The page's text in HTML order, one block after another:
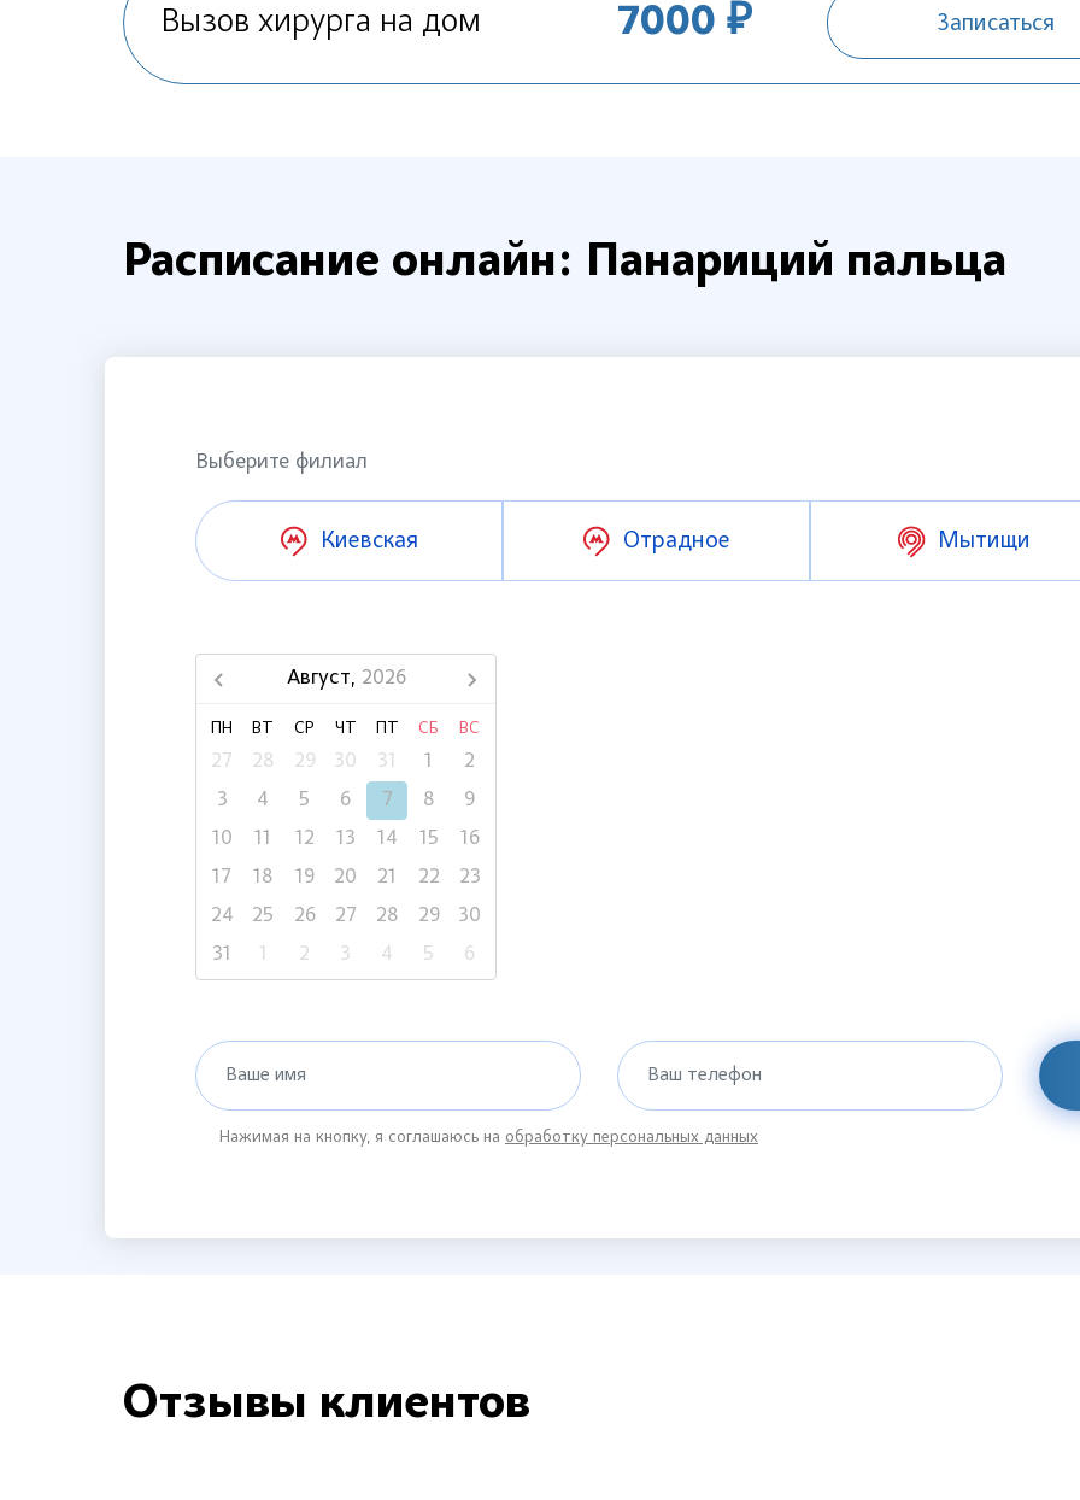
Вызов хирурга на дом 7000 ₽ Записаться
Расписание онлайн: Панариций пальца
Выберите филиал
Киевская Отрадное Мытищи
Август, 2026
ПН ВТ СР ЧТ ПТ СБ ВС
27 28 29 30 31 1
2
3
4 5 6 7 8
9
10
11 12 13 14 15
16
17
18 19 20 21 22
23
24
25 26 27 28 29
30
31
1 2 3 4 5 6
Ваше имя Ваш телефон
Нажимая на кнопку, я соглашаюсь на обработку персональных данных
Отзывы клиентов